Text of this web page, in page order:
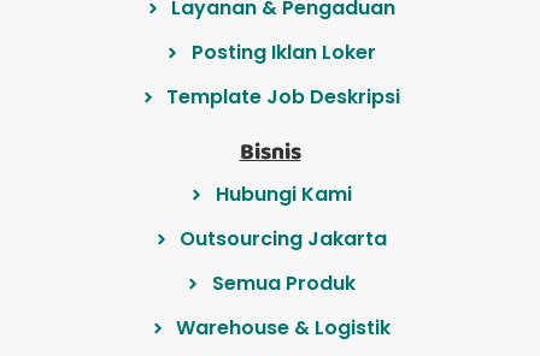
Layanan & Pengaduan
Posting Iklan Loker
Template Job Deskripsi
Bisnis
Hubungi Kami
Outsourcing Jakarta
Semua Produk
Warehouse & Logistik